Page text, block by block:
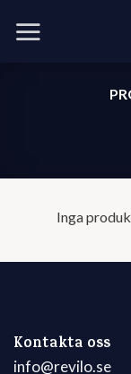
Inga
Kontakta oss
info@revilo.se